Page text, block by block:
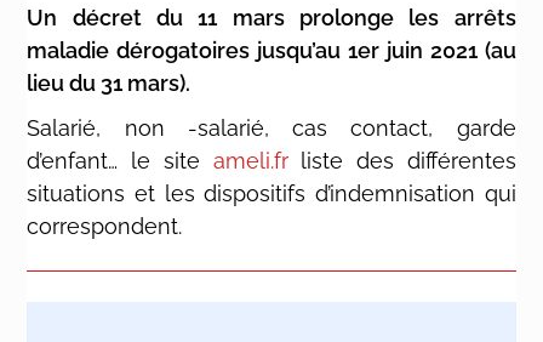
Un décret du 11 mars prolonge les arrêts
maladie dérogatoires jusqu’au 1er juin 2021 (au
lieu du 31 mars).
Salarié, non -salarié, cas contact, garde
d’enfant… le site ameli.frliste des différentes
situations et les dispositifs d’indemnisation qui
correspondent.